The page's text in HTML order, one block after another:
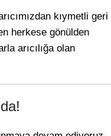
kıymetli geri
herkese gönülden
arıcılığa olan